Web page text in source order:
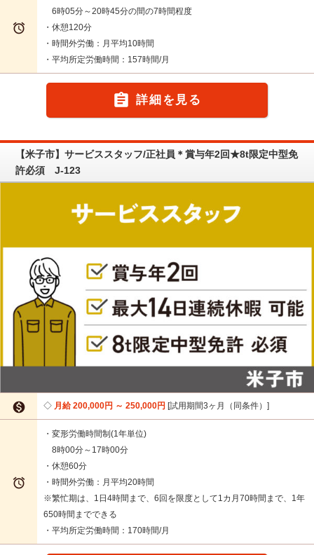

6時05分～20時45分の間の7時間程度
・休憩120分
・時間外労働：月平均10時間
・平均所定労働時間：157時間/月
 詳細を見る
【米子市】サービススタッフ/正社員＊賞与年2回★8t限定中型免
許必須 J-123
 月給 200,000円 ～ 250,000円 試用期間3ヶ月（同条件）

・変形労働時間制(1年単位)
8時00分～17時00分
・休憩60分
・時間外労働：月平均20時間
※繁忙期は、1日4時間まで、6回を限度として1カ月70時間まで、1年
650時間までできる
・平均所定労働時間：170時間/月